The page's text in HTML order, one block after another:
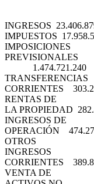
INGRESOS
IMPUESTOS
IMPOSICIONES
PREVISIONALES
TRANSFERENCIAS
CORRIENTES
RENTAS DE
LA PROPIEDAD
INGRESOS DE
OPERACIÓN
OTROS
INGRESOS
CORRIENTES
VENTA DE